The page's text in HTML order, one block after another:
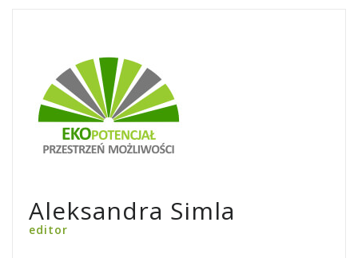
Aleksandra Simla
editor